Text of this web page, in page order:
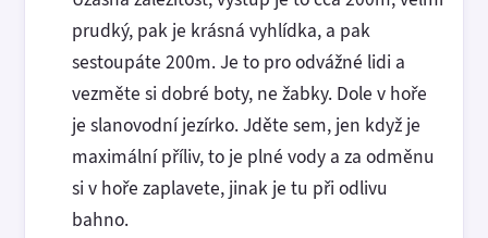
prudký, pak je krásná vyhlídka, a pak
sestoupáte 200m. Je to pro odvážné lidi a
vezměte si dobré boty, ne žabky. Dole v hoře
je slanovodní jezírko. Jděte sem, jen když je
maximální příliv, to je plné vody a za odměnu
si v hoře zaplavete, jinak je tu při odlivu
bahno.